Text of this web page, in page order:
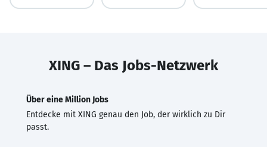
XING – Das Jobs-Netzwerk
Über eine Million Jobs
Entdecke mit XING genau den Job, der wirklich zu Dir
passt.